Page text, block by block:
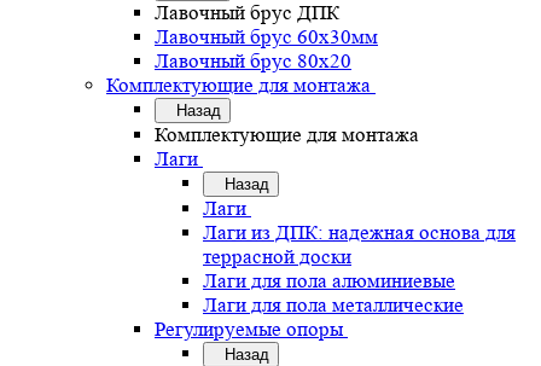
Лавочный брус ДПК
Лавочный брус 60х30мм
Лавочный брус 80х20
Комплектующие для монтажа
Назад
Комплектующие для монтажа
Лаги
Назад
Лаги
Лаги из ДПК: надежная основа для
террасной доски
Лаги для пола алюминиевые
Лаги для пола металлические
Регулируемые опоры
Назад